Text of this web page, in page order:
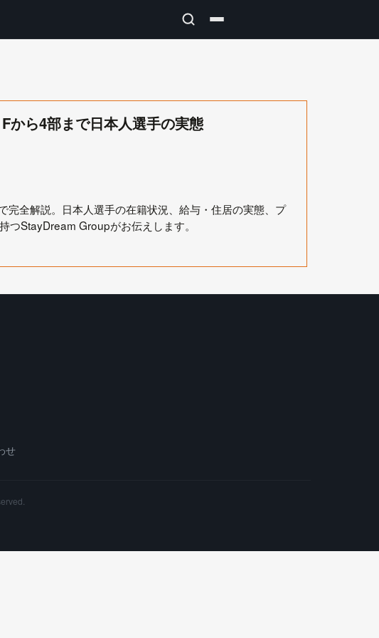
から4部まで日本人選手の実態
全解説。日本人選手の在籍状況、給与・住居の実態、プ
つStayDream Groupがお伝えします。
せ